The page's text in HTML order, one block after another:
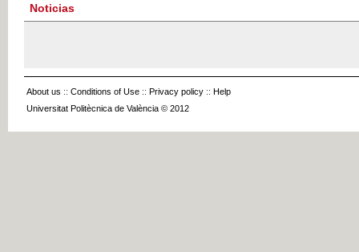
Noticias
About us :: Conditions of Use :: Privacy policy :: Help
Universitat Politècnica de València © 2012